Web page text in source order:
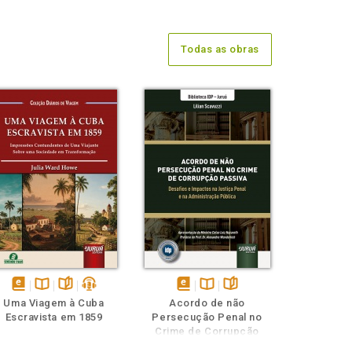
Todas as obras
disponível
em
Disponível
na
páginaspodcast
Uma Viagem à Cuba
Escravista em 1859
disponível
em
eBook
Disponível
na
B.V.
páginas
Acordo de não
Persecução Penal no
Crime de Corrupção